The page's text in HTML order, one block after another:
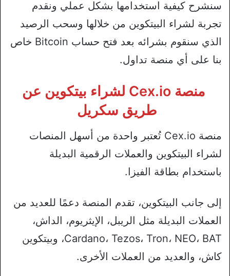
سنشرح كيفية استخدامها بشكل عملي ونقدم
تجربة لشراء البيتكوين من خلالها وسحب الرصيد
الذي سنقوم بشرائه بعد فتح حساب Bitcoin خاص
بنا على أي منصة تداول.
منصة Cex.io لشراء بيتكوين عن
طريق سكريل
منصة Cex.io تُعتبر واحدة من أسهل المنصات
لشراء البيتكوين والعملات الرقمية البديلة
باستخدام بطاقة الفيزا.
إلى جانب البيتكوين، تقدم المنصة دعمًا للعديد من
العملات البديلة مثل الريبل، الإيثريوم، الداش،
Cardano، Tezos، Tron، NEO، BAT، وبيتكوين
كاش، والعديد من العملات الأخرى.